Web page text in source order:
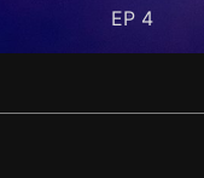
EP 4